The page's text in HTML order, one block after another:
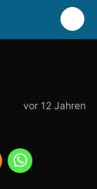
vor 12 Jahren